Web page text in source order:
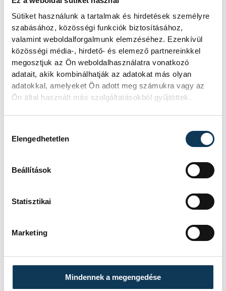
Sütiket használunk a tartalmak és hirdetések személyre
szabásához, közösségi funkciók biztosításához,
valamint weboldalforgalmunk elemzéséhez. Ezenkívül
közösségi média-, hirdető- és elemező partnereinkkel
megosztjuk az Ön weboldalhasználatra vonatkozó
adatait, akik kombinálhatják az adatokat más olyan
adatokkal, amelyeket Ön adott meg számukra vagy az
Ön által használt más szolgáltatásokból gyűjtöttek.
Elengedhetetlen
Beállítások
Statisztikai
Marketing
Mindennek a megengedése
TOVÁBBI CIKKEK
államfőnek a Tisza
parlamenti frakciója